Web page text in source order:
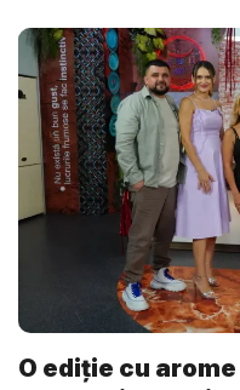
O ediție cu